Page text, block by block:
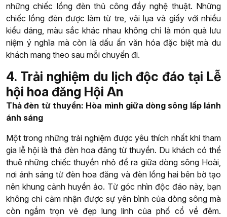
những chiếc lồng đèn thủ công đầy nghệ thuật. Những
chiếc lồng đèn được làm từ tre, vải lụa và giấy với nhiều
kiểu dáng, màu sắc khác nhau không chỉ là món quà lưu
niệm ý nghĩa mà còn là dấu ấn văn hóa đặc biệt mà du
khách mang theo sau mỗi chuyến đi.
4. Trải nghiệm du lịch độc đáo tại Lễ
hội hoa đăng Hội An
Thả đèn từ thuyền: Hòa mình giữa dòng sông lấp lánh
ánh sáng
Một trong những trải nghiệm được yêu thích nhất khi tham
gia lễ hội là thả đèn hoa đăng từ thuyền. Du khách có thể
thuê những chiếc thuyền nhỏ để ra giữa dòng sông Hoài,
nơi ánh sáng từ đèn hoa đăng và đèn lồng hai bên bờ tạo
nên khung cảnh huyền ảo. Từ góc nhìn độc đáo này, bạn
không chỉ cảm nhận được sự yên bình của dòng sông mà
còn ngắm trọn vẻ đẹp lung linh của phố cổ về đêm.